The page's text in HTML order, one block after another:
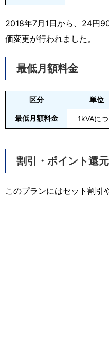
2018年7月1日から、24円
価変更が行われました。
最低月額料金
区分 単位
最低月額料金 1kVAにつ
割引・ポイント還元
このプランにはセット割引